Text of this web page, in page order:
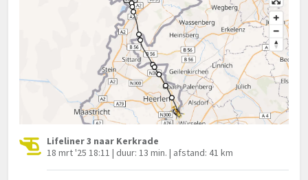
Lifeliner 3 naar Kerkrade
18 mrt '25 18:11 | duur: 13 min. | afstand: 41 km